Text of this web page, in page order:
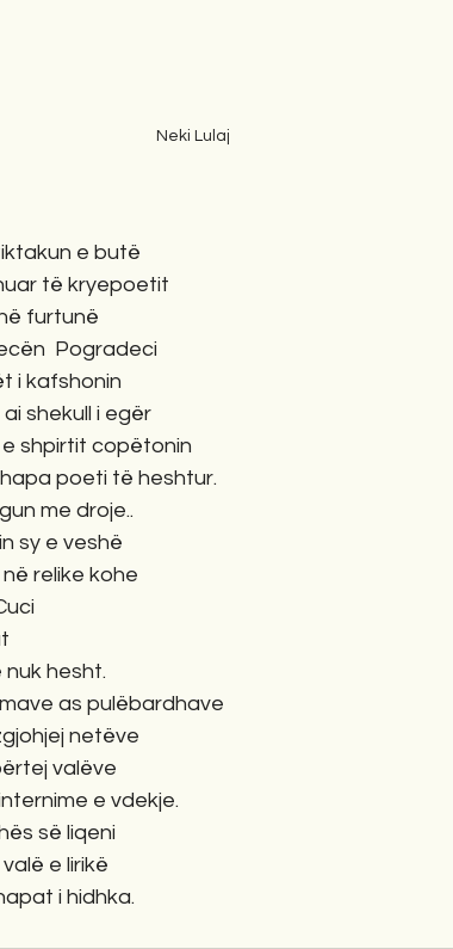
Neki Lulaj
e butë
të kryepoetit
furtunë
Pogradeci
i kafshonin
shekull i egër
shpirtit copëtonin
poeti të heshtur.
me droje..
sy e veshë
relike kohe
hesht.
as pulëbardhave
netëve
valëve
e vdekje.
së liqeni
e lirikë
i hidhka.